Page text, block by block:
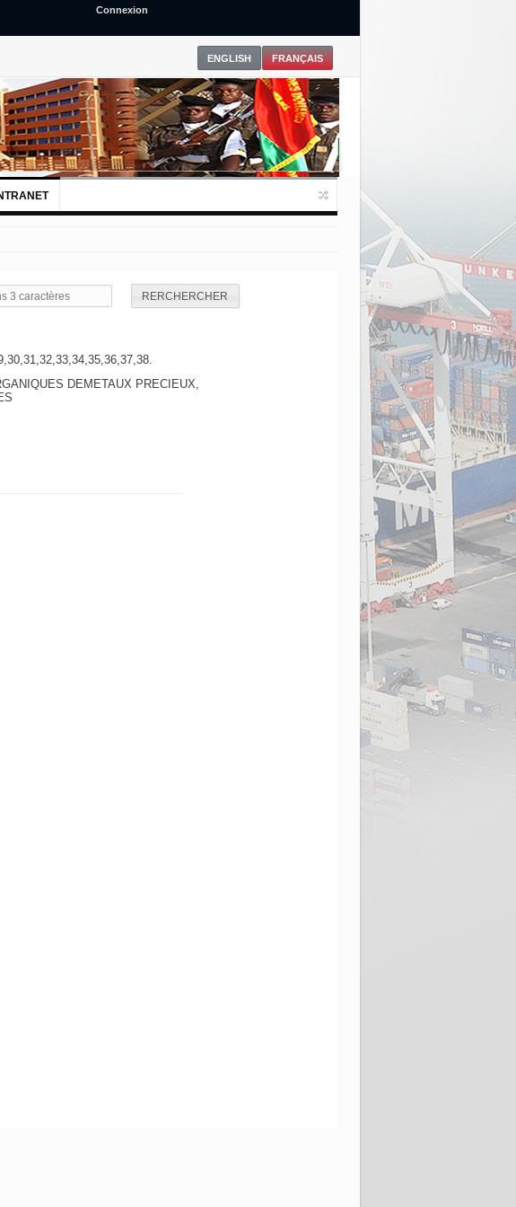
Connexion
RERCHERCHER
DEMETAUX PRECIEUX,